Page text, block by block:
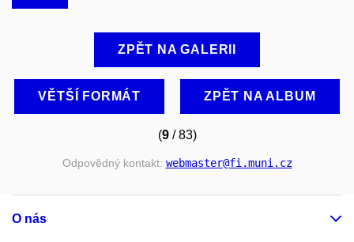
ZPĚT NA GALERII
VĚTŠÍ FORMÁT ZPĚT NA ALBUM
(9/ 83)
Odpovědný kontakt: webmaster@fi.muni.cz
O nás